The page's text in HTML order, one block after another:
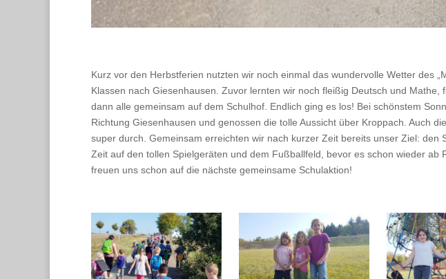
Kurz vor den Herbstferien nutzten wir noch einmal das wundervolle Wetter des
Klassen nach Giesenhausen. Zuvor lernten wir noch fleißig Deutsch und
dann alle gemeinsam auf dem Schulhof. Endlich ging es los! Bei schönstem
Richtung Giesenhausen und genossen die tolle Aussicht über Kroppach. Auch
super durch. Gemeinsam erreichten wir nach kurzer Zeit bereits unser Ziel: den
Zeit auf den tollen Spielgeräten und dem Fußballfeld, bevor es schon wieder ab
freuen uns schon auf die nächste gemeinsame Schulaktion!